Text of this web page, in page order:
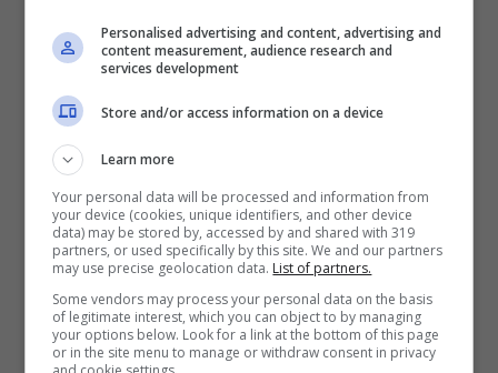
Sassuolo addio, il talento
di 16 anni se ne va in
Personalised advertising and content, advertising and
content measurement, audience research and
services development
Store and/or access information on a device
Learn more
Your personal data will be processed and information from
your device (cookies, unique identifiers, and other device
data) may be stored by, accessed by and shared with 319
partners, or used specifically by this site. We and our partners
may use precise geolocation data. List of partners.
Some vendors may process your personal data on the basis
of legitimate interest, which you can object to by managing
your options below. Look for a link at the bottom of this page
or in the site menu to manage or withdraw consent in privacy